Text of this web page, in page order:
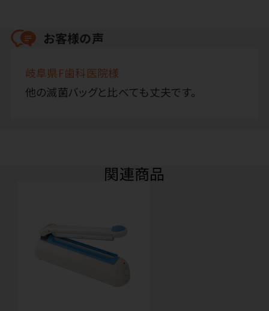
お客様の声
岐阜県F歯科医院様
他の滅菌バッグと比べても丈夫です。
関連商品